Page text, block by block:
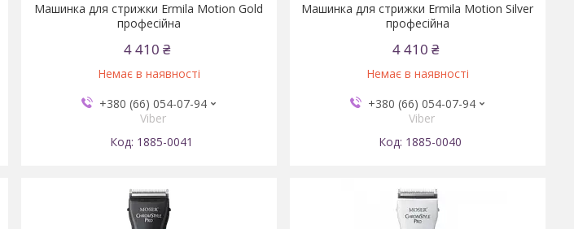
Машинка для стрижки Ermila Motion Gold
професійна
4 410 ₴
Немає в наявності
+380 (66) 054-07-94
Viber
1885-0041
Машинка для стрижки Ermila Motion Silver
професійна
4 410 ₴
Немає в наявності
+380 (66) 054-07-94
Viber
1885-0040